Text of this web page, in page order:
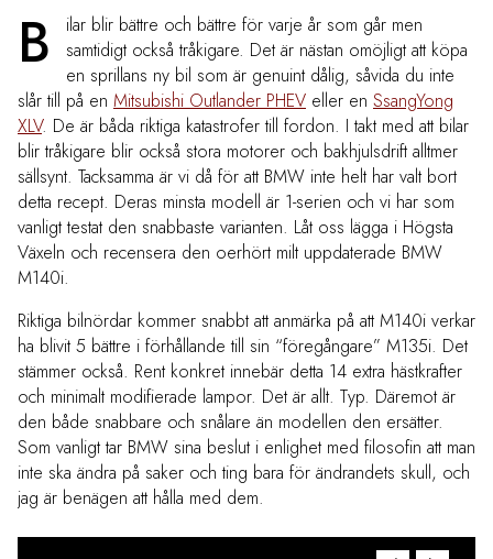
B
ilar blir bättre och bättre för varje år som går men
samtidigt också tråkigare. Det är nästan omöjligt att köpa
en sprillans ny bil som är genuint dålig, såvida du inte
slår till på en Mitsubishi Outlander PHEV eller en SsangYong
XLV. De är båda riktiga katastrofer till fordon. I takt med att bilar
blir tråkigare blir också stora motorer och bakhjulsdrift alltmer
sällsynt. Tacksamma är vi då för att BMW inte helt har valt bort
detta recept. Deras minsta modell är 1-serien och vi har som
vanligt testat den snabbaste varianten. Låt oss lägga i Högsta
Växeln och recensera den oerhört milt uppdaterade BMW
M140i.
Riktiga bilnördar kommer snabbt att anmärka på att M140i verkar
ha blivit 5 bättre i förhållande till sin “föregångare” M135i. Det
stämmer också. Rent konkret innebär detta 14 extra hästkrafter
och minimalt modifierade lampor. Det är allt. Typ. Däremot är
den både snabbare och snålare än modellen den ersätter.
Som vanligt tar BMW sina beslut i enlighet med filosofin att man
inte ska ändra på saker och ting bara för ändrandets skull, och
jag är benägen att hålla med dem.